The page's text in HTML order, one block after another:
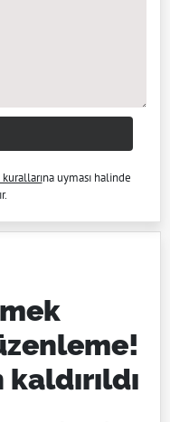
na uyması halinde